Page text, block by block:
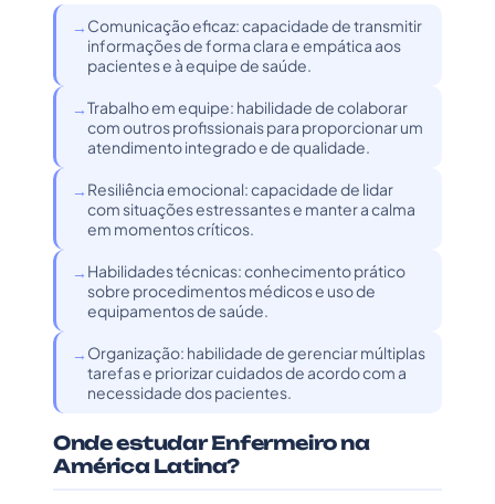
Comunicação eficaz: capacidade de transmitir
informações de forma clara e empática aos
pacientes e à equipe de saúde.
Trabalho em equipe: habilidade de colaborar
com outros profissionais para proporcionar um
atendimento integrado e de qualidade.
Resiliência emocional: capacidade de lidar
com situações estressantes e manter a calma
em momentos críticos.
Habilidades técnicas: conhecimento prático
sobre procedimentos médicos e uso de
equipamentos de saúde.
Organização: habilidade de gerenciar múltiplas
tarefas e priorizar cuidados de acordo com a
necessidade dos pacientes.
Onde estudar Enfermeiro na
América Latina?